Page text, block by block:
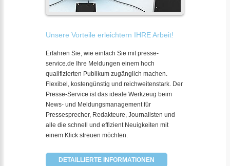
Unsere Vorteile erleichtern IHRE Arbeit!
Erfahren Sie, wie einfach Sie mit presse-
service.de Ihre Meldungen einem hoch
qualifizierten Publikum zugänglich machen.
Flexibel, kostengünstig und reichweitenstark. Der
Presse-Service ist das ideale Werkzeug beim
News- und Meldungsmanagement für
Pressesprecher, Redakteure, Journalisten und
alle die schnell und effizient Neuigkeiten mit
einem Klick streuen möchten.
DETAILLIERTE INFORMATIONEN